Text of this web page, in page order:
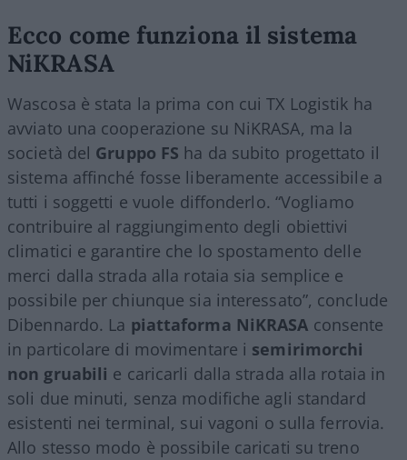
Ecco come funziona il sistema
NiKRASA
Wascosa è stata la prima con cui TX Logistik ha
avviato una cooperazione su NiKRASA, ma la
società del Gruppo FS ha da subito progettato il
sistema affinché fosse liberamente accessibile a
tutti i soggetti e vuole diffonderlo. “Vogliamo
contribuire al raggiungimento degli obiettivi
climatici e garantire che lo spostamento delle
merci dalla strada alla rotaia sia semplice e
possibile per chiunque sia interessato”, conclude
Dibennardo. La piattaforma NiKRASA consente
in particolare di movimentare i semirimorchi
non gruabili e caricarli dalla strada alla rotaia in
soli due minuti, senza modifiche agli standard
esistenti nei terminal, sui vagoni o sulla ferrovia.
Allo stesso modo è possibile caricati su treno